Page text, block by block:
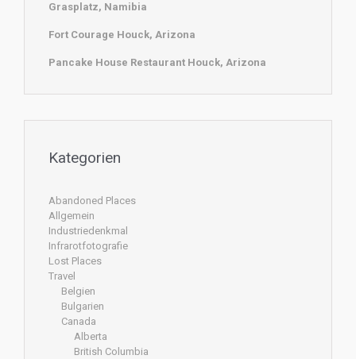
Grasplatz, Namibia
Fort Courage Houck, Arizona
Pancake House Restaurant Houck, Arizona
Kategorien
Abandoned Places
Allgemein
Industriedenkmal
Infrarotfotografie
Lost Places
Travel
Belgien
Bulgarien
Canada
Alberta
British Columbia